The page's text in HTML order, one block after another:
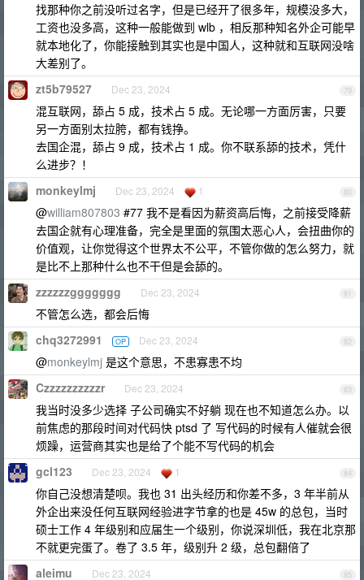
找那种你之前没听过名字，但是已经开了很多年，规模没多大，
工资也没多高，这种一般能做到 wlb ，相反那种知名外企可能早
就本地化了，你能接触到其实也是中国人，这种就和互联网没啥
大差别了。
79
zt5b79527 Dec 23, 2024
混互联网，舔占 5 成，技术占 5 成。无论哪一方面厉害，只要
另一方面别太拉胯，都有钱挣。
去国企混，舔占 9 成，技术占 1 成。你不联系舔的技术，凭什
么进步？！
80
monkeylmj Dec 23, 2024 1
@william807803 #77 我不是看因为薪资高后悔，之前接受降薪
去国企就有心理准备，完全是里面的氛围太恶心人，会扭曲你的
价值观，让你觉得这个世界太不公平，不管你做的怎么努力，就
是比不上那种什么也不干但是会舔的。
81
zzzzzzggggggg Dec 23, 2024
不管怎么选，都会后悔
82
chq3272991 OP Dec 23, 2024
@monkeylmj 是这个意思，不患寡患不均
83
Czzzzzzzzzzr Dec 23, 2024
我当时没多少选择 子公司确实不好躺 现在也不知道怎么办。以
前焦虑的那段时间对代码快 ptsd 了 写代码的时候有人催就会很
烦躁，运营商其实也是给了个能不写代码的机会
84
gcl123 Dec 23, 2024 1
你自己没想清楚呗。我也 31 出头经历和你差不多，3 年半前从
外企出来没任何互联网经验进字节拿的也是 45w 的总包，当时
硕士工作 4 年级别和应届生一个级别，你说深圳低，我在北京那
不就更完蛋了。卷了 3.5 年，级别升 2 级，总包翻倍了
85
aleimu Dec 23, 2024